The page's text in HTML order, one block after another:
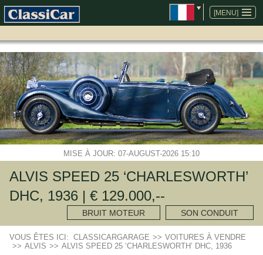
[MENU]
ALLER
AU
CONTENU
MISE À JOUR: 07-AUGUST-2026 15:10
ALVIS SPEED 25 ‘CHARLESWORTH’
DHC, 1936 | € 129.000,--
BRUIT MOTEUR SON CONDUIT
VOUS ÊTES ICI: CLASSICARGARAGE >> VOITURES À VENDRE
>> ALVIS >> ALVIS SPEED 25 ‘CHARLESWORTH’ DHC, 1936